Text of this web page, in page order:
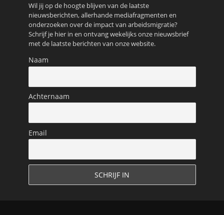
Wil jij op de hoogte blijven van de laatste
nieuwsberichten, allerhande mediafragmenten en
onderzoeken over de impact van arbeidsmigratie?
Schrijf je hier in en ontvang wekelijks onze nieuwsbrief
met de laatste berichten van onze website.
Naam
Achternaam
Email